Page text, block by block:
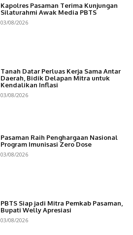
Kapolres Pasaman Terima Kunjungan
Silaturahmi Awak Media PBTS
03/08/2026
Tanah Datar Perluas Kerja Sama Antar
Daerah, Bidik Delapan Mitra untuk
Kendalikan Inflasi
03/08/2026
Pasaman Raih Penghargaan Nasional
Program Imunisasi Zero Dose
03/08/2026
PBTS Siap jadi Mitra Pemkab Pasaman,
Bupati Welly Apresiasi
03/08/2026